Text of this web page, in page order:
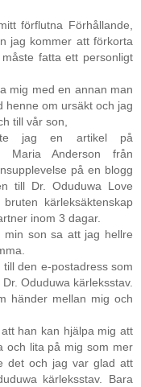
förflutna Förhållande,
jag kommer att förkorta
fatta ett personligt
mig med en annan man
henne om ursäkt och jag
till vår son,
jag en artikel på
Maria Anderson från
på en blogg
till Dr. Oduduwa Love
kärleksäktenskap
inom 3 dagar.
son sa att jag hellre
den e-postadress som
Oduduwa kärleksstav.
händer mellan mig och
han kan hjälpa mig att
och lita på mig som mer
det och jag var glad att
kärleksstav. Bara